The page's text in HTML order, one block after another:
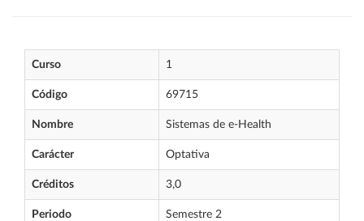
Curso 1
Código 69715
Nombre Sistemas de e-Health
Carácter Optativa
Créditos 3,0
Periodo Semestre 2